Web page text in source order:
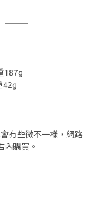
187g
42g
有些微不一樣，網路
內購買。